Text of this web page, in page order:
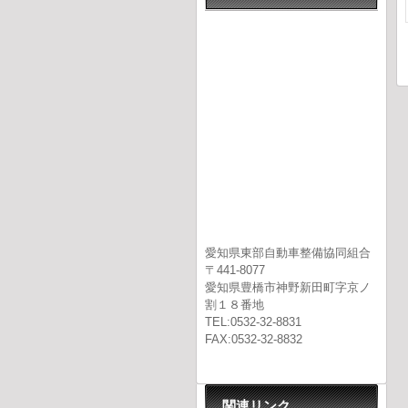
愛知県東部自動車整備協同組合
〒441-8077
愛知県豊橋市神野新田町字京ノ
割１８番地
TEL:0532-32-8831
FAX:0532-32-8832